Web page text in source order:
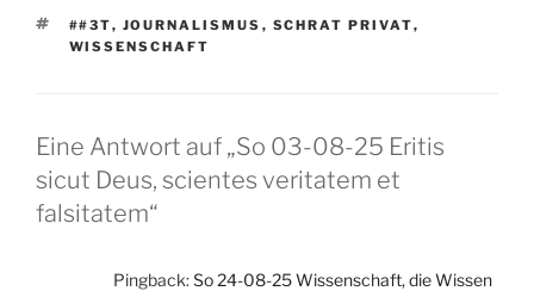
SCHLAGWÖRTER
##3T, JOURNALISMUS , SCHRAT PRIVAT,
WISSENSCHAFT
Eine Antwort auf „So 03-08-25 Eritis
sicut Deus, scientes veritatem et
falsitatem“
Pingback:So 24-08-25 Wissenschaft, die Wissen